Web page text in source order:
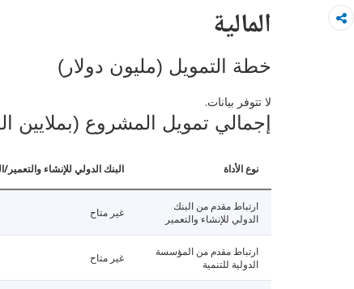
المالية
خطة التمويل (مليون دولار)
لا تتوفر بيانات.
إجمالي تمويل المشروع (بملايين
نوع الأداة البنك الدولي للإنشاء
ارتباط مقدم من البنك
الدولي للإنشاء والتعمير
غير متاح
ارتباط مقدم من المؤسسة
الدولية للتنمية
غير متاح